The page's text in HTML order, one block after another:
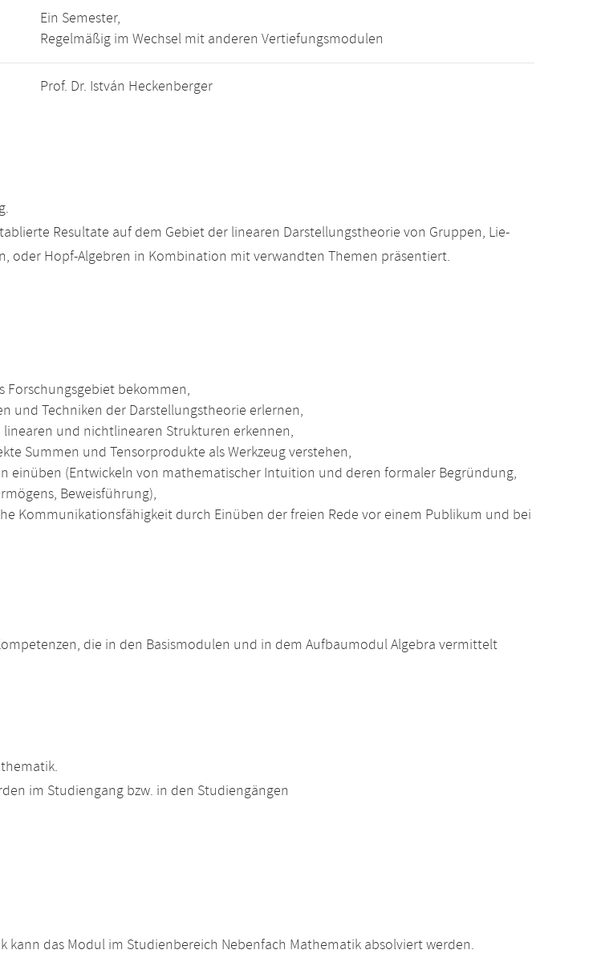
Ein Semester,
Regelmäßig im Wechsel mit anderen Vertiefungsmodulen
Prof. Dr. István Heckenberger
Resultate auf dem Gebiet der linearen Darstellungstheorie von Gruppen, Lie-
oder Hopf-Algebren in Kombination mit verwandten Themen präsentiert.
Forschungsgebiet bekommen,
und Techniken der Darstellungstheorie erlernen,
und nichtlinearen Strukturen erkennen,
Summen und Tensorprodukte als Werkzeug verstehen,
einüben (Entwickeln von mathematischer Intuition und deren formaler Begründung,
Beweisführung),
Kommunikationsfähigkeit durch Einüben der freien Rede vor einem Publikum und bei
die in den Basismodulen und in dem Aufbaumodul Algebra vermittelt
im Studiengang bzw. in den Studiengängen
kann das Modul im Studienbereich Nebenfach Mathematik absolviert werden.